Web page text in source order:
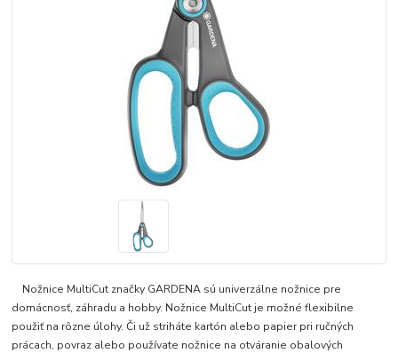
Nožnice MultiCut značky GARDENA sú univerzálne nožnice pre
domácnosť, záhradu a hobby. Nožnice MultiCut je možné flexibilne
použiť na rôzne úlohy. Či už striháte kartón alebo papier pri ručných
prácach, povraz alebo používate nožnice na otváranie obalových